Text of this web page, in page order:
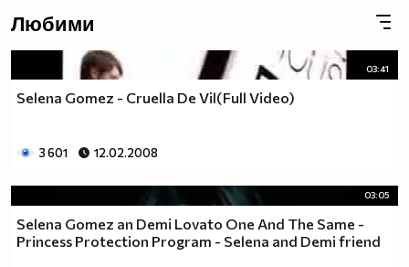
Любими
03:41
Selena Gomez - Cruella De Vil(Full Video)
3 601 12.02.2008
03:05
Selena Gomez an Demi Lovato One And The Same -
Princess Protection Program - Selena and Demi friend